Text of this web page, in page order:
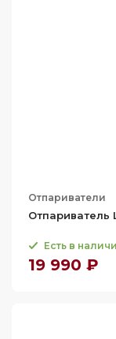
Отпариватели
Отпариватель
Есть в
19 990 ₽